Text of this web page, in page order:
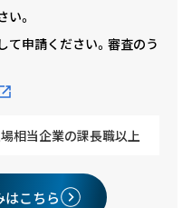
。
て申請ください。審査のう
相当企業の課長職以上
はこちら